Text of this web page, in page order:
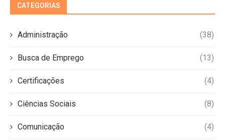
CATEGORIAS
Administração (38)
Busca de Emprego (13)
Certificações (4)
Ciências Sociais (8)
Comunicação (4)